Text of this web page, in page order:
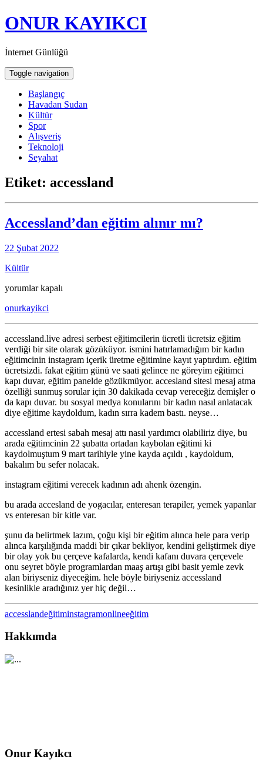
ONUR KAYIKCI
İnternet Günlüğü
Toggle navigation
Başlangıç
Havadan Sudan
Kültür
Spor
Alışveriş
Teknoloji
Seyahat
Etiket: accessland
Accessland’dan eğitim alınır mı?
22 Şubat 2022
Kültür
Accessland’dan
alınır
yorumlar kapalı
onurkayikci
accessland.live adresi serbest eğitimcilerin ücretli ücretsiz eğitim
verdiği bir site olarak gözüküyor. ismini hatırlamadığım bir kadın
eğitimcinin instagram içerik üretme eğitimine kayıt yaptırdım. eğitim
ücretsizdi. fakat eğitim günü ve saati gelince ne göreyim eğitimci
kapı duvar, eğitim panelde gözükmüyor. accesland sitesi mesaj atma
özelliği sunmuş sorular için 30 dakikada cevap vereceğiz demişler o
da kapı duvar. bu sosyal medya konularını bir kadın nasıl anlatacak
diye eğitime kaydoldum, kadın sırra kadem bastı. neyse…
accessland ertesi sabah mesaj attı nasıl yardımcı olabiliriz diye, bu
arada eğitimcinin 22 şubatta ortadan kaybolan eğitimi ki
kaydolmuştum 9 mart tarihiyle yine kayda açıldı , kaydoldum,
bakalım bu sefer nolacak.
instagram eğitimi verecek kadının adı ahenk özengin.
bu arada accesland de yogacılar, enteresan terapiler, yemek yapanlar
vs enteresan bir kitle var.
şunu da belirtmek lazım, çoğu kişi bir eğitim alınca hele para verip
alınca karşılığında maddi bir çıkar bekliyor, kendini geliştirmek diye
bir olay yok bu çerçeve kafalarda, kendi kafanı duvara çerçevele
onu seyret böyle programlardan maaş artışı gibi basit yemle zevk
alan biriyseniz diyeceğim. hele böyle biriyseniz accessland
kesinlikle aradığınız yer hiç değil…
accesslandeğitiminstagramonlineeğitim
Hakkımda
Onur Kayıkcı